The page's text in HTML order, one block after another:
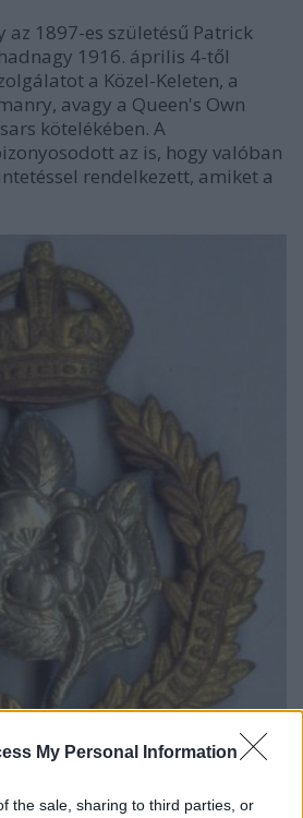
My Personal Information
the sale, sharing to third parties, or
1897-es születésű Patrick
1916. április 4-től
a Közel-Keleten, a
avagy a Queen's Own
kötelékében. A
az is, hogy valóban
rendelkezett, amiket a